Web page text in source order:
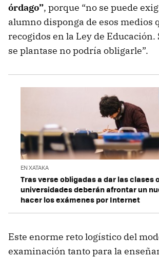
órdago”, porque “no se puede
alumno disponga de esos medios
recogidos en la Ley de Educación.
se plantase no podría obligarle”.
EN XATAKA
Tras verse obligadas a dar las clases
universidades deberán afrontar un
hacer los exámenes por Internet
Este enorme reto logístico del
examinación tanto para la